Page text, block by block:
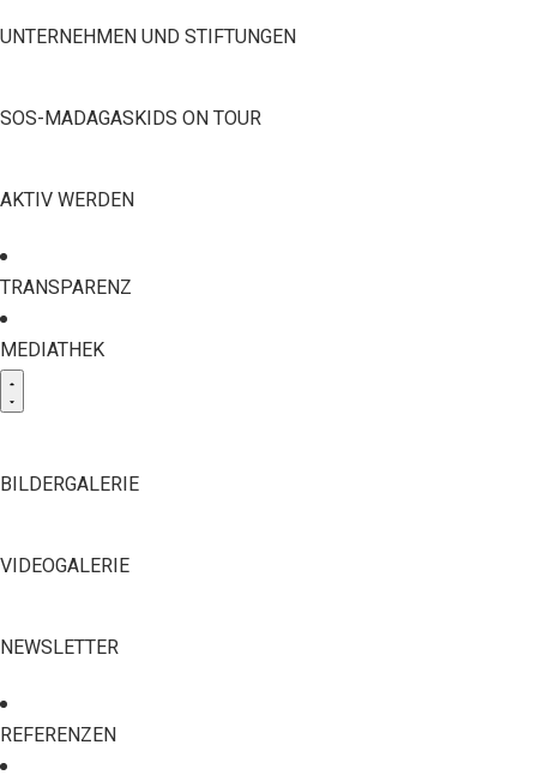
UNTERNEHMEN UND STIFTUNGEN
SOS-MADAGASKIDS ON TOUR
AKTIV WERDEN
TRANSPARENZ
MEDIATHEK
BILDERGALERIE
VIDEOGALERIE
NEWSLETTER
REFERENZEN